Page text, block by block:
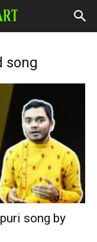
song
song by